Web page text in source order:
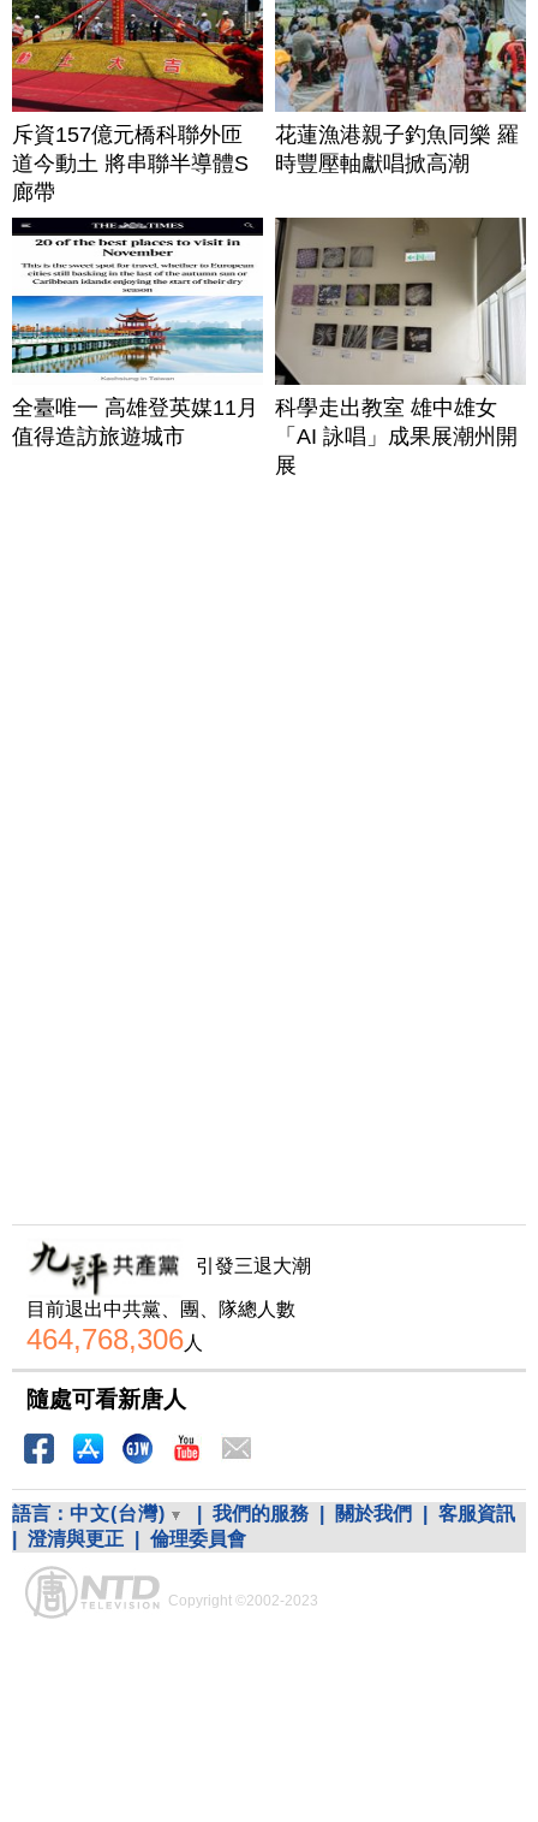
斥資157億元橋科聯外匝
道今動土 將串聯半導體S
廊帶
花蓮漁港親子釣魚同樂 羅
時豐壓軸獻唱掀高潮
全臺唯一 高雄登英媒11月
值得造訪旅遊城市
科學走出教室 雄中雄女
「AI 詠唱」成果展潮州開
展
引發三退大潮
目前退出中共黨、團、隊總人數
464,768,306人
隨處可看新唐人
語言： 中文(台灣) 我們的服務 關於我們
客服資訊
澄清與更正 倫理委員會
Copyright ©2002-2023